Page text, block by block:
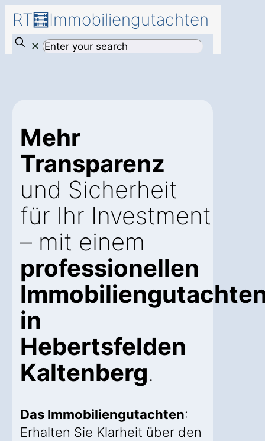
RT🧮Immobiliengutachten
✕
Mehr
Transparenz
und Sicherheit
für Ihr Investment
– mit einem
professionellen
in
Hebertsfelden
Kaltenberg.
Das Immobiliengutachten:
Erhalten Sie Klarheit über den